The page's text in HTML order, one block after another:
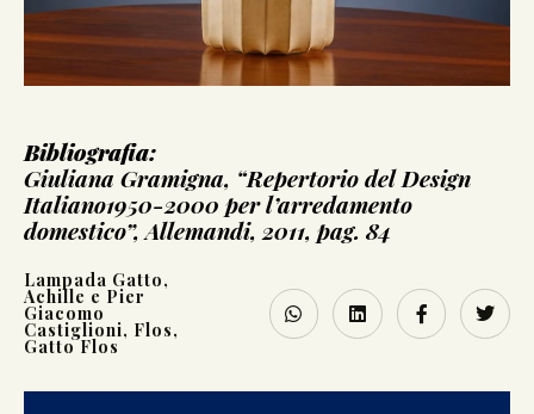
Bibliografia:
Giuliana Gramigna, “Repertorio del Design
Italiano1950-2000 per l’arredamento
domestico”, Allemandi, 2011, pag. 84
Lampada Gatto,
Achille e Pier
Giacomo
Castiglioni, Flos,
Gatto Flos